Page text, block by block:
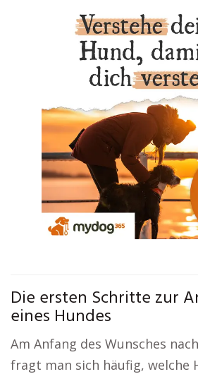
Die ersten Schritte zur
eines Hundes
Am Anfang des Wunsches
fragt man sich häufig, welche